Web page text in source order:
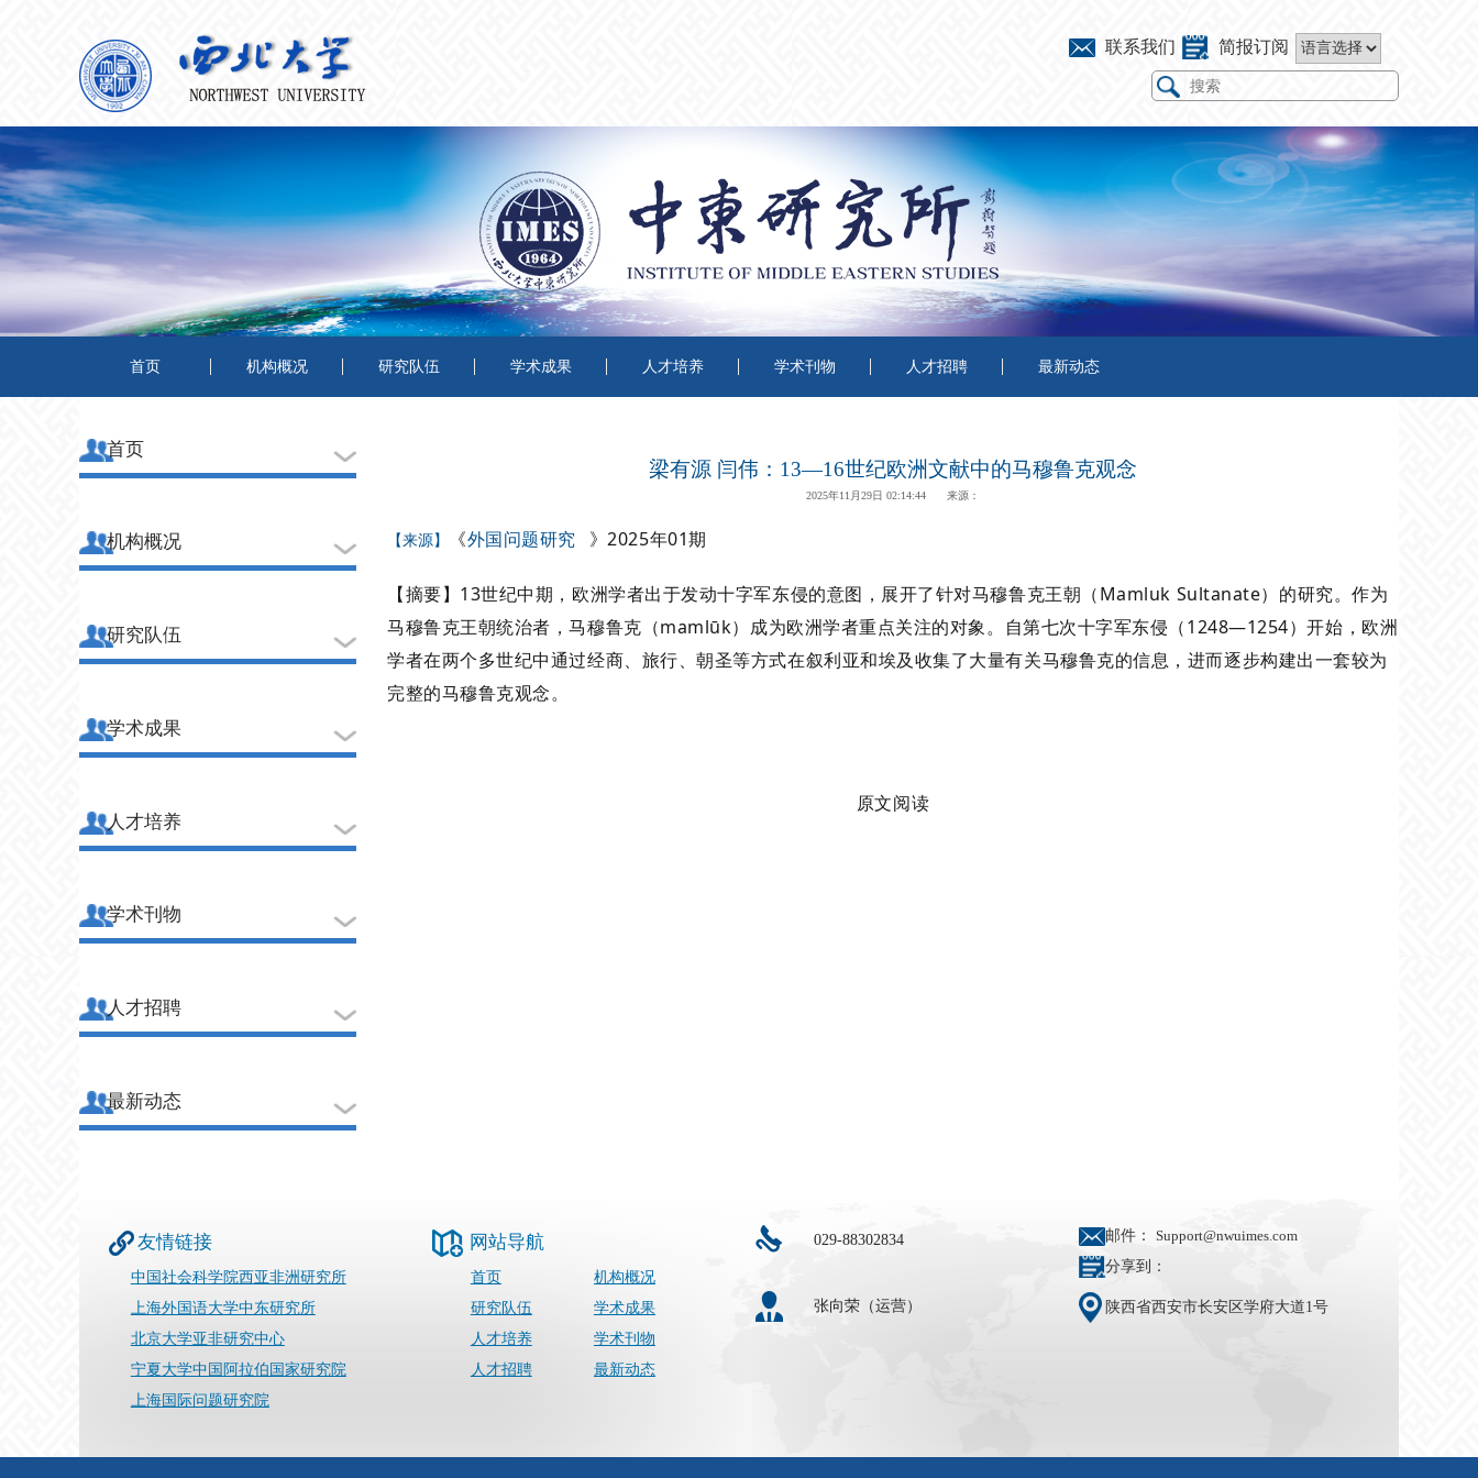
联系我们 简报订阅
首页 机构概况 研究队伍 学术成果 人才培养 学术刊物 人才招聘 最新动态
首页
机构概况
研究队伍
学术成果
人才培养
学术刊物
人才招聘
最新动态
梁有源 闫伟：13—16世纪欧洲文献中的马穆鲁克观念
2025年11月29日 02:14:44 来源：
【来源】 《外国问题研究 》2025年01期
【摘要】13世纪中期，欧洲学者出于发动十字军东侵的意图，展开了针对马穆鲁克王朝（Mamluk Sultanate）的研究。作为
马穆鲁克王朝统治者，马穆鲁克（mamlūk）成为欧洲学者重点关注的对象。自第七次十字军东侵（1248—1254）开始，欧洲
学者在两个多世纪中通过经商、旅行、朝圣等方式在叙利亚和埃及收集了大量有关马穆鲁克的信息，进而逐步构建出一套较为
完整的马穆鲁克观念。
原文阅读
友情链接
中国社会科学院西亚非洲研究所
上海外国语大学中东研究所
北京大学亚非研究中心
宁夏大学中国阿拉伯国家研究院
上海国际问题研究院
网站导航
首页
机构概况
研究队伍
学术成果
人才培养
学术刊物
人才招聘
最新动态
029-88302834
张向荣（运营）
邮件： Support@nwuimes.com
分享到：
陕西省西安市长安区学府大道1号